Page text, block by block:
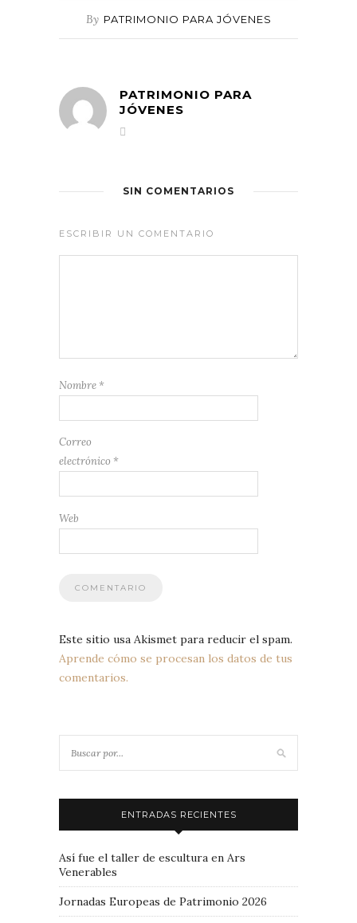
By PATRIMONIO PARA JÓVENES
PATRIMONIO PARA
JÓVENES
SIN COMENTARIOS
ESCRIBIR UN COMENTARIO
Nombre *
Correo
electrónico *
Web
Este sitio usa Akismet para reducir el spam.
Aprende cómo se procesan los datos de tus
comentarios.
ENTRADAS RECIENTES
Así fue el taller de escultura en Ars
Venerables
Jornadas Europeas de Patrimonio 2026